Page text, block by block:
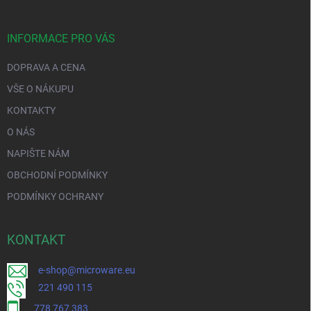
INFORMACE PRO VÁS
DOPRAVA A CENA
VŠE O NÁKUPU
KONTAKTY
O NÁS
NAPIŠTE NÁM
OBCHODNÍ PODMÍNKY
PODMÍNKY OCHRANY
KONTAKT
e-shop@microware.eu
221 490 115
778 767 383